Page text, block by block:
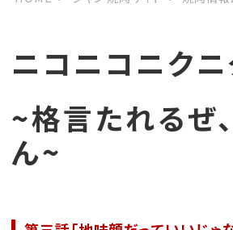
ニコニコニク
~格言たれるぜ、
ん~